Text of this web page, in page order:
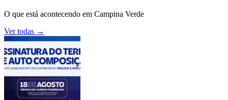
O que está acontecendo em Campina Verde
Ver todas →